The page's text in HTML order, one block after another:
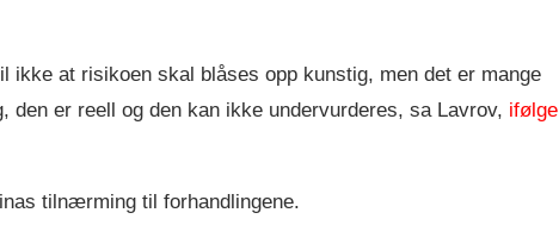
ikke at risikoen skal blåses opp kunstig, men det er mange
er reell og den kan ikke undervurderes, sa Lavrov, ifølge
tilnærming til forhandlingene.